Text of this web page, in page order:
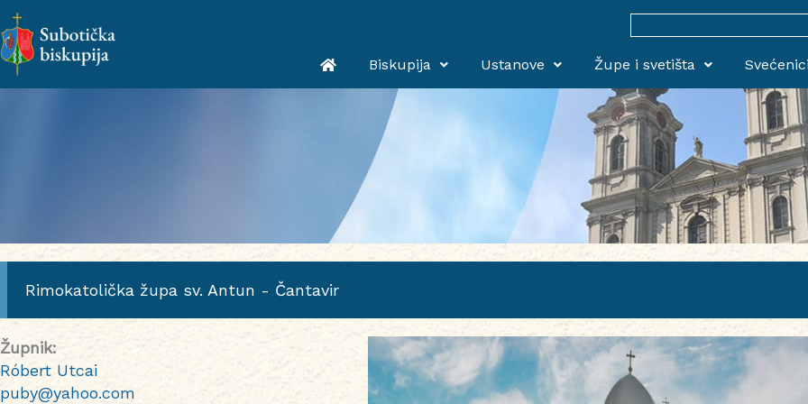
Skip
to
content
Search
for:
Biskupija Ustanove Župe i svetišta Svećenici
Rimokatolička župa sv. Antun - Čantavir
Župnik:
Róbert Utcai
puby@yahoo.com